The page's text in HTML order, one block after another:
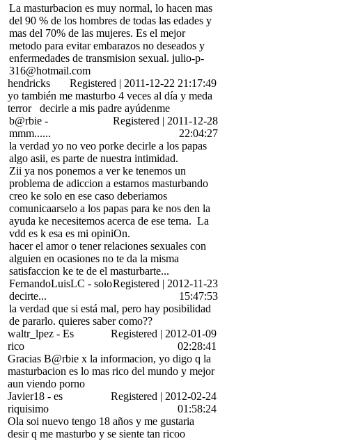
La masturbacion es muy normal, lo hacen mas
del 90 % de los hombres de todas las edades y
mas del 70% de las mujeres. Es el mejor
metodo para evitar embarazos no deseados y
enfermedades de transmision sexual. julio-p-
316@hotmail.com
hendricks
Registered | 2011-12-22 21:17:49
yo también me masturbo 4 veces al día y meda
terror
decirle a mis padre ayúdenme
b@rbie -
mmm......
Registered | 2011-12-28
22:04:27
la verdad yo no veo porke decirle a los papas
algo asii, es parte de nuestra intimidad.
Zii ya nos ponemos a ver ke tenemos un
problema de adiccion a estarnos masturbando
creo ke solo en ese caso deberiamos
comunicaarselo a los papas para ke nos den la
ayuda ke necesitemos acerca de ese tema. La
vdd es k esa es mi opiniOn.
hacer el amor o tener relaciones sexuales con
alguien en ocasiones no te da la misma
satisfaccion ke te de el masturbarte...
FernandoLuisLC - solo
decirte...
Registered | 2012-11-23
15:47:53
la verdad que si está mal, pero hay posibilidad
de pararlo. quieres saber como??
waltr_lpez - Es
rico
Registered | 2012-01-09
02:28:41
Gracias B@rbie x la informacion, yo digo q la
masturbacion es lo mas rico del mundo y mejor
aun viendo porno
Javier18 - es
riquisimo
Registered | 2012-02-24
01:58:24
Ola soi nuevo tengo 18 años y me gustaria
desir q me masturbo y se siente tan ricoo